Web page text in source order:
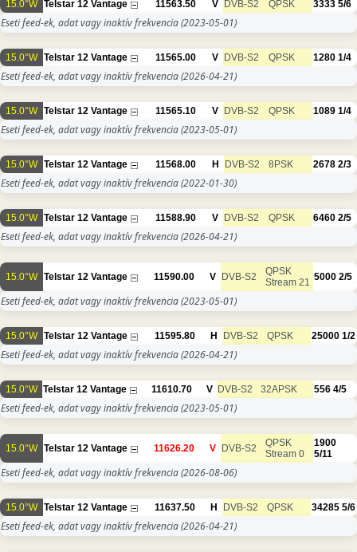
15.0°W Telstar 12 Vantage 11563.50 V DVB-S2 QPSK 3333 5/6
Eseti feed-ek, adat vagy inaktív frekvencia(2023-05-01)
15.0°W Telstar 12 Vantage 11565.00 V DVB-S2 QPSK 1280 1/4
Eseti feed-ek, adat vagy inaktív frekvencia(2026-04-21)
15.0°W Telstar 12 Vantage 11565.10 V DVB-S2 QPSK 1089 1/4
Eseti feed-ek, adat vagy inaktív frekvencia(2023-05-01)
15.0°W Telstar 12 Vantage 11568.00 H DVB-S2 8PSK 2678 2/3
Eseti feed-ek, adat vagy inaktív frekvencia(2022-01-30)
15.0°W Telstar 12 Vantage 11588.90 V DVB-S2 QPSK 6460 2/5
Eseti feed-ek, adat vagy inaktív frekvencia(2026-04-21)
15.0°W Telstar 12 Vantage 11590.00 V DVB-S2
QPSK
Stream 21 5000 2/5
Eseti feed-ek, adat vagy inaktív frekvencia(2023-05-01)
15.0°W Telstar 12 Vantage 11595.80 H DVB-S2 QPSK 25000 1/2
Eseti feed-ek, adat vagy inaktív frekvencia(2026-04-21)
15.0°W Telstar 12 Vantage 11610.70 V DVB-S2 32APSK 556 4/5
Eseti feed-ek, adat vagy inaktív frekvencia(2023-05-01)
15.0°W Telstar 12 Vantage 11626.20 V DVB-S2
QPSK
Stream 0
1900
5/11
Eseti feed-ek, adat vagy inaktív frekvencia(2026-08-06)
15.0°W Telstar 12 Vantage 11637.50 H DVB-S2 QPSK 34285 5/6
Eseti feed-ek, adat vagy inaktív frekvencia(2026-04-21)